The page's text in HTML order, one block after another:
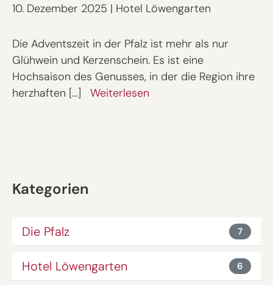
10. Dezember 2025 | Hotel Löwengarten
Die Adventszeit in der Pfalz ist mehr als nur
Glühwein und Kerzenschein. Es ist eine
Hochsaison des Genusses, in der die Region ihre
herzhaften […]
Weiterlesen
Kategorien
Die Pfalz 7
Hotel Löwengarten 6